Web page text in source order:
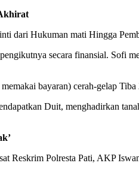
dari Hukuman mati Hingga
secara finansial. Sofi
bayaran) cerah-gelap
Duit, menghadirkan
Reskrim Polresta Pati, AKP